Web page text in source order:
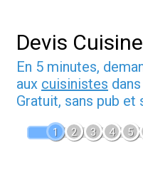
Devis Cuisine
En 5 minutes,
aux cuisinistes
Gratuit, sans pub et
1 2 3 4 5